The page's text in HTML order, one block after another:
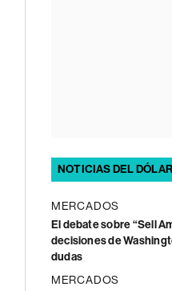
NOTICIAS DEL
MERCADOS
El debate sobre “Sell
decisiones de
dudas
MERCADOS